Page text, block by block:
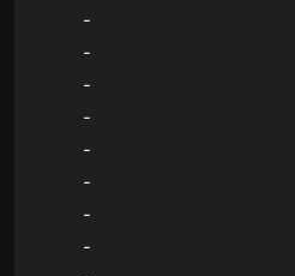
-
-
-
-
-
-
-
-